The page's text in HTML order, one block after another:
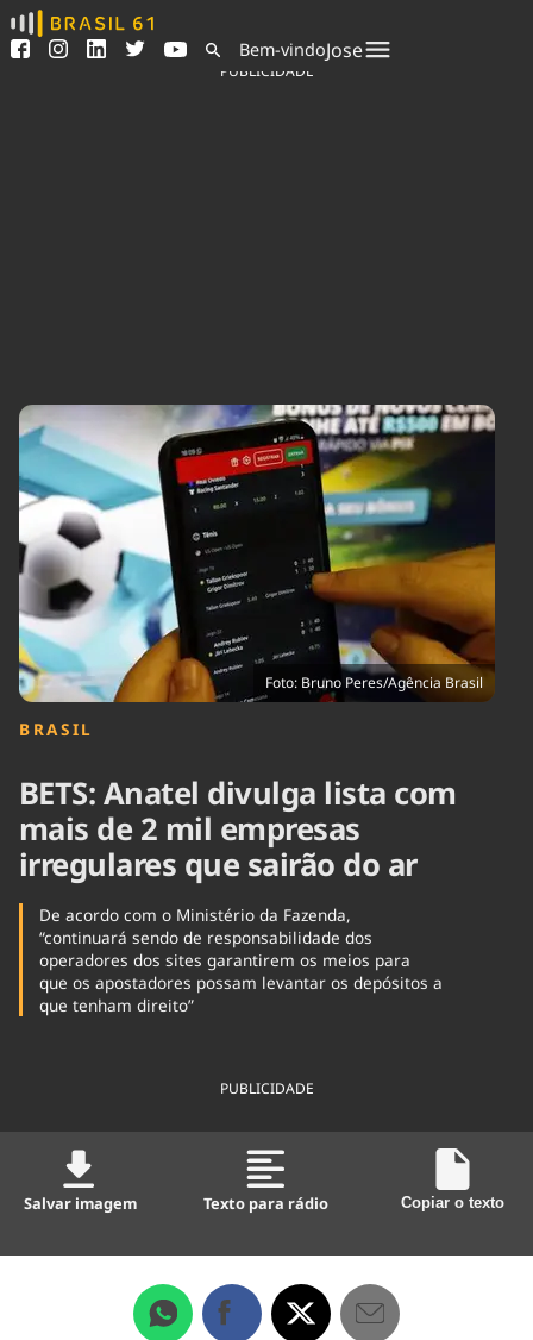
Ver todas as notícias
Podcasts
Indicadores
Agronegócios
Brasil
Brasil Mineral
Ciência &
Tecnologia
Cinema
Comportamento
Cultura
Economia
Educação
Infraestrutura
Internacional
Meio Ambiente
Podcast
Política
Saúde
Tempo
Bem-vindoJose
PUBLICIDADE
Foto: Bruno Peres/Agência Brasil
BRASIL
BETS: Anatel divulga lista com
mais de 2 mil empresas
irregulares que sairão do ar
De acordo com o Ministério da Fazenda,
“continuará sendo de responsabilidade dos
operadores dos sites garantirem os meios para
que os apostadores possam levantar os depósitos a
que tenham direito”
PUBLICIDADE
Salvar imagem Texto para rádio Copiar o texto